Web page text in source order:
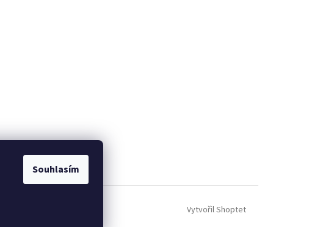
Souhlasím
Vytvořil Shoptet